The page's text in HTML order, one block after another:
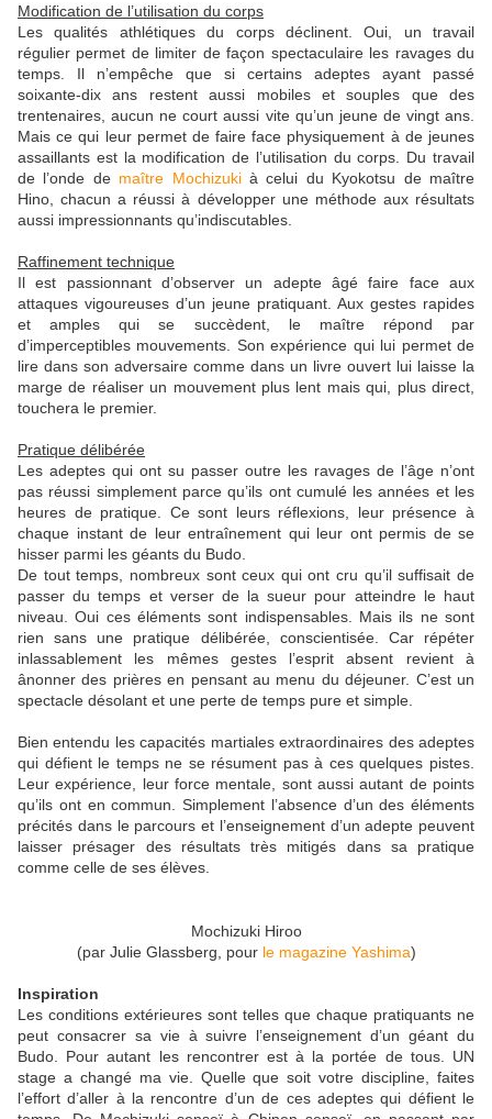
Modification de l’utilisation du corps
Les qualités athlétiques du corps déclinent. Oui, un travail
régulier permet de limiter de façon spectaculaire les ravages du
temps. Il n’empêche que si certains adeptes ayant passé
soixante-dix ans restent aussi mobiles et souples que des
trentenaires, aucun ne court aussi vite qu’un jeune de vingt ans.
Mais ce qui leur permet de faire face physiquement à de jeunes
assaillants est la modification de l’utilisation du corps. Du travail
de l’onde de maître Mochizukià celui du Kyokotsu de maître
Hino, chacun a réussi à développer une méthode aux résultats
aussi impressionnants qu’indiscutables.
Raffinement technique
Il est passionnant d’observer un adepte âgé faire face aux
attaques vigoureuses d’un jeune pratiquant. Aux gestes rapides
et amples qui se succèdent, le maître répond par
d’imperceptibles mouvements. Son expérience qui lui permet de
lire dans son adversaire comme dans un livre ouvert lui laisse la
marge de réaliser un mouvement plus lent mais qui, plus direct,
touchera le premier.
Pratique délibérée
Les adeptes qui ont su passer outre les ravages de l’âge n’ont
pas réussi simplement parce qu’ils ont cumulé les années et les
heures de pratique. Ce sont leurs réflexions, leur présence à
chaque instant de leur entraînement qui leur ont permis de se
hisser parmi les géants du Budo.
De tout temps, nombreux sont ceux qui ont cru qu’il suffisait de
passer du temps et verser de la sueur pour atteindre le haut
niveau. Oui ces éléments sont indispensables. Mais ils ne sont
rien sans une pratique délibérée, conscientisée. Car répéter
inlassablement les mêmes gestes l’esprit absent revient à
ânonner des prières en pensant au menu du déjeuner. C’est un
spectacle désolant et une perte de temps pure et simple.
Bien entendu les capacités martiales extraordinaires des adeptes
qui défient le temps ne se résument pas à ces quelques pistes.
Leur expérience, leur force mentale, sont aussi autant de points
qu’ils ont en commun. Simplement l’absence d’un des éléments
précités dans le parcours et l’enseignement d’un adepte peuvent
laisser présager des résultats très mitigés dans sa pratique
comme celle de ses élèves.
Mochizuki Hiroo
(par Julie Glassberg, pour le magazine Yashima)
Inspiration
Les conditions extérieures sont telles que chaque pratiquants ne
peut consacrer sa vie à suivre l’enseignement d’un géant du
Budo. Pour autant les rencontrer est à la portée de tous. UN
stage a changé ma vie. Quelle que soit votre discipline, faites
l’effort d’aller à la rencontre d’un de ces adeptes qui défient le